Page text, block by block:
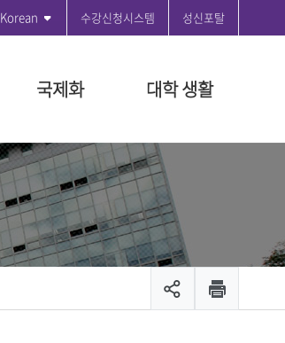
Korean 수강신청시스템 성신포탈
성신발자취
연혁
설립자 연표
전문대학원
융합보안전문대학원
특수대학원
교육대학원
융합산업대학원
뷰티융합대학원
문화산업예술대학원
등록금 안내
등록금 시행세칙 안내
등록금 납부안내
등록금 반환기준 안내
교육비 납입증명서 안내
연구윤리센터
국제화
국제교육원
대학 생활
성신커뮤니티
공지사항
수정대
온라인 민원
서식 자료실